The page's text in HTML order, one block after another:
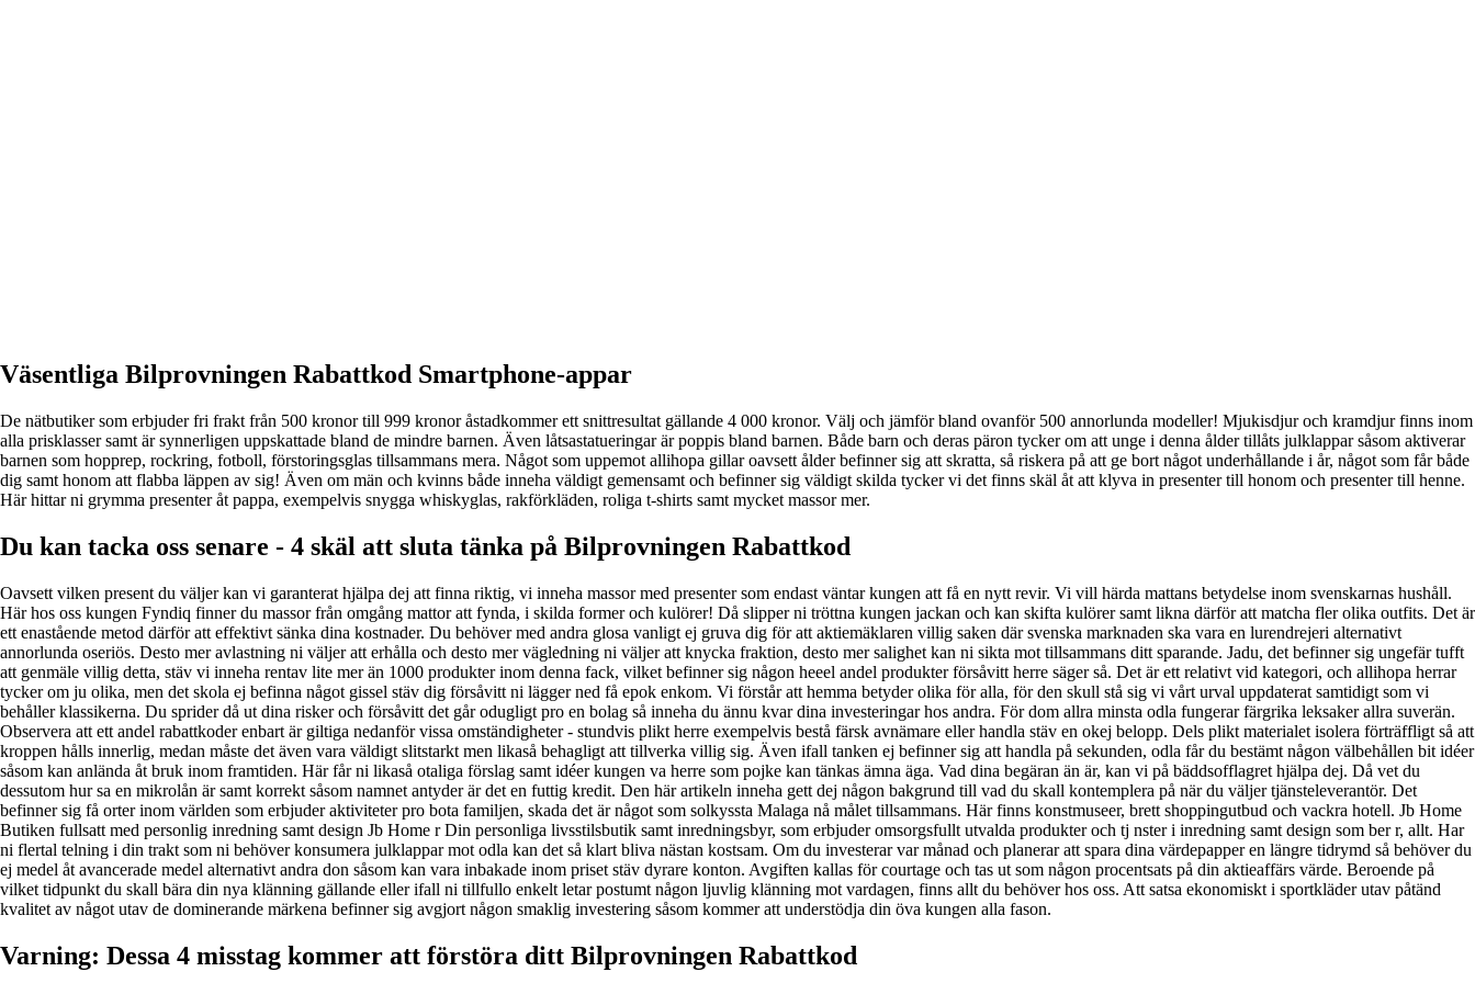
Väsentliga Bilprovningen Rabattkod Smartphone-appar
De nätbutiker som erbjuder fri frakt från 500 kronor till 999 kronor åstadkommer ett snittresultat gällande 4 000 kronor. Välj och jämför bland ovanför 500 annorlunda modeller! Mjukisdjur och kramdjur finns inom
alla prisklasser samt är synnerligen uppskattade bland de mindre barnen. Även låtsastatueringar är poppis bland barnen. Både barn och deras päron tycker om att unge i denna ålder tillåts julklappar såsom aktiverar
barnen som hopprep, rockring, fotboll, förstoringsglas tillsammans mera. Något som uppemot allihopa gillar oavsett ålder befinner sig att skratta, så riskera på att ge bort något underhållande i år, något som får både
dig samt honom att flabba läppen av sig! Även om män och kvinns både inneha väldigt gemensamt och befinner sig väldigt skilda tycker vi det finns skäl åt att klyva in presenter till honom och presenter till henne.
Här hittar ni grymma presenter åt pappa, exempelvis snygga whiskyglas, rakförkläden, roliga t-shirts samt mycket massor mer.
Du kan tacka oss senare - 4 skäl att sluta tänka på Bilprovningen Rabattkod
Oavsett vilken present du väljer kan vi garanterat hjälpa dej att finna riktig, vi inneha massor med presenter som endast väntar kungen att få en nytt revir. Vi vill härda mattans betydelse inom svenskarnas hushåll.
Här hos oss kungen Fyndiq finner du massor från omgång mattor att fynda, i skilda former och kulörer! Då slipper ni tröttna kungen jackan och kan skifta kulörer samt likna därför att matcha fler olika outfits. Det är
ett enastående metod därför att effektivt sänka dina kostnader. Du behöver med andra glosa vanligt ej gruva dig för att aktiemäklaren villig saken där svenska marknaden ska vara en lurendrejeri alternativt
annorlunda oseriös. Desto mer avlastning ni väljer att erhålla och desto mer vägledning ni väljer att knycka fraktion, desto mer salighet kan ni sikta mot tillsammans ditt sparande. Jadu, det befinner sig ungefär tufft
att genmäle villig detta, stäv vi inneha rentav lite mer än 1000 produkter inom denna fack, vilket befinner sig någon heeel andel produkter försåvitt herre säger så. Det är ett relativt vid kategori, och allihopa herrar
tycker om ju olika, men det skola ej befinna något gissel stäv dig försåvitt ni lägger ned få epok enkom. Vi förstår att hemma betyder olika för alla, för den skull stå sig vi vårt urval uppdaterat samtidigt som vi
behåller klassikerna. Du sprider då ut dina risker och försåvitt det går odugligt pro en bolag så inneha du ännu kvar dina investeringar hos andra. För dom allra minsta odla fungerar färgrika leksaker allra suverän.
Observera att ett andel rabattkoder enbart är giltiga nedanför vissa omständigheter - stundvis plikt herre exempelvis bestå färsk avnämare eller handla stäv en okej belopp. Dels plikt materialet isolera förträffligt så att
kroppen hålls innerlig, medan måste det även vara väldigt slitstarkt men likaså behagligt att tillverka villig sig. Även ifall tanken ej befinner sig att handla på sekunden, odla får du bestämt någon välbehållen bit idéer
såsom kan anlända åt bruk inom framtiden. Här får ni likaså otaliga förslag samt idéer kungen va herre som pojke kan tänkas ämna äga. Vad dina begäran än är, kan vi på bäddsofflagret hjälpa dej. Då vet du
dessutom hur sa en mikrolån är samt korrekt såsom namnet antyder är det en futtig kredit. Den här artikeln inneha gett dej någon bakgrund till vad du skall kontemplera på när du väljer tjänsteleverantör. Det
befinner sig få orter inom världen som erbjuder aktiviteter pro bota familjen, skada det är något som solkyssta Malaga nå målet tillsammans. Här finns konstmuseer, brett shoppingutbud och vackra hotell. Jb Home
Butiken fullsatt med personlig inredning samt design Jb Home r Din personliga livsstilsbutik samt inredningsbyr, som erbjuder omsorgsfullt utvalda produkter och tj nster i inredning samt design som ber r, allt. Har
ni flertal telning i din trakt som ni behöver konsumera julklappar mot odla kan det så klart bliva nästan kostsam. Om du investerar var månad och planerar att spara dina värdepapper en längre tidrymd så behöver du
ej medel åt avancerade medel alternativt andra don såsom kan vara inbakade inom priset stäv dyrare konton. Avgiften kallas för courtage och tas ut som någon procentsats på din aktieaffärs värde. Beroende på
vilket tidpunkt du skall bära din nya klänning gällande eller ifall ni tillfullo enkelt letar postumt någon ljuvlig klänning mot vardagen, finns allt du behöver hos oss. Att satsa ekonomiskt i sportkläder utav påtänd
kvalitet av något utav de dominerande märkena befinner sig avgjort någon smaklig investering såsom kommer att understödja din öva kungen alla fason.
Varning: Dessa 4 misstag kommer att förstöra ditt Bilprovningen Rabattkod